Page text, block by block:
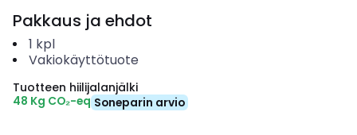
Pakkaus ja ehdot
1 kpl
Vakiokäyttötuote
Tuotteen hiilijalanjälki
48 Kg CO₂-eq Soneparin arvio